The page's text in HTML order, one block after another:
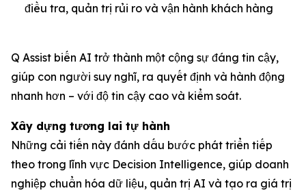
điều tra, quản trị rủi ro và vận hành khách hàng
Q Assist biến AI trở thành một cộng sự đáng tin cậy,
giúp con người suy nghĩ, ra quyết định và hành động
nhanh hơn – với độ tin cậy cao và kiểm soát.
Xây dựng tương lai tự hành
Những cải tiến này đánh dấu bước phát triển tiếp
theo trong lĩnh vực Decision Intelligence, giúp doanh
nghiệp chuẩn hóa dữ liệu, quản trị AI và tạo ra giá trị